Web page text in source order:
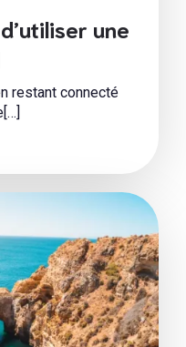
une
restant connecté